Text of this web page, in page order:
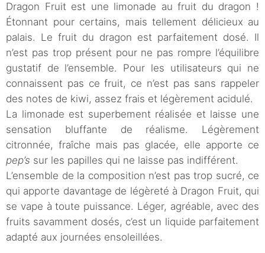
Dragon Fruit est une limonade au fruit du dragon !
Étonnant pour certains, mais tellement délicieux au
palais. Le fruit du dragon est parfaitement dosé. Il
n’est pas trop présent pour ne pas rompre l’équilibre
gustatif de l’ensemble. Pour les utilisateurs qui ne
connaissent pas ce fruit, ce n’est pas sans rappeler
des notes de kiwi, assez frais et légèrement acidulé.
La limonade est superbement réalisée et laisse une
sensation bluffante de réalisme. Légèrement
citronnée, fraîche mais pas glacée, elle apporte ce
pep’s sur les papilles qui ne laisse pas indifférent.
L’ensemble de la composition n’est pas trop sucré, ce
qui apporte davantage de légèreté à Dragon Fruit, qui
se vape à toute puissance. Léger, agréable, avec des
fruits savamment dosés, c’est un liquide parfaitement
adapté aux journées ensoleillées.